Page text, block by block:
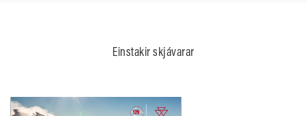
Einstakir skjávarar